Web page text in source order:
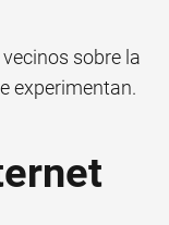
sobre la
experimentan.